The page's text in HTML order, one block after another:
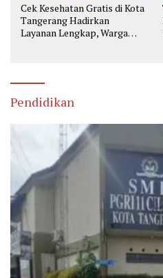
Cek Kesehatan Gratis di Kota
Tangerang Hadirkan
Layanan Lengkap, Warga
Pendidikan